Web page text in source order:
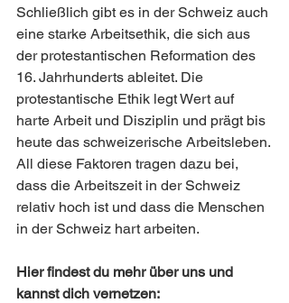
Schließlich gibt es in der Schweiz auch
eine starke Arbeitsethik, die sich aus
der protestantischen Reformation des
16. Jahrhunderts ableitet. Die
protestantische Ethik legt Wert auf
harte Arbeit und Disziplin und prägt bis
heute das schweizerische Arbeitsleben.
All diese Faktoren tragen dazu bei,
dass die Arbeitszeit in der Schweiz
relativ hoch ist und dass die Menschen
in der Schweiz hart arbeiten.
Hier findest du mehr über uns und
kannst dich vernetzen: